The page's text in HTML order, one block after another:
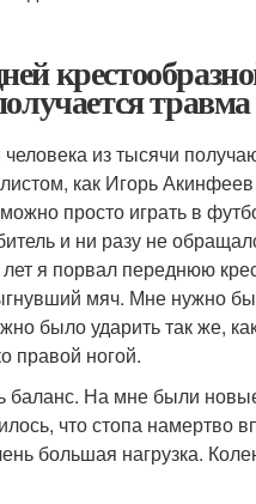
травма
из тысячи
как Игорь
просто играть в
и ни разу не
я порвал переднюю
мяч. Мне нужно
было ударить так же,
правой ногой.
баланс. На мне были
что стопа намертво
большая нагрузка.